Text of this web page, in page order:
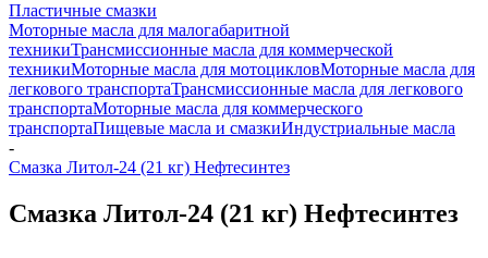
Пластичные смазки
Моторные масла для малогабаритной
техникиТрансмиссионные масла для коммерческой
техникиМоторные масла для мотоцикловМоторные масла для
легкового транспортаТрансмиссионные масла для легкового
транспортаМоторные масла для коммерческого
транспортаПищевые масла и смазкиИндустриальные масла
-
Смазка Литол-24 (21 кг) Нефтесинтез
Смазка Литол-24 (21 кг) Нефтесинтез